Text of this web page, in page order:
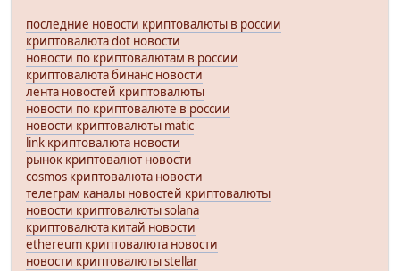
последние новости криптовалюты в россии
криптовалюта dot новости
новости по криптовалютам в россии
криптовалюта бинанс новости
лента новостей криптовалюты
новости по криптовалюте в россии
новости криптовалюты matic
link криптовалюта новости
рынок криптовалют новости
cosmos криптовалюта новости
телеграм каналы новостей криптовалюты
новости криптовалюты solana
криптовалюта китай новости
ethereum криптовалюта новости
новости криптовалюты stellar